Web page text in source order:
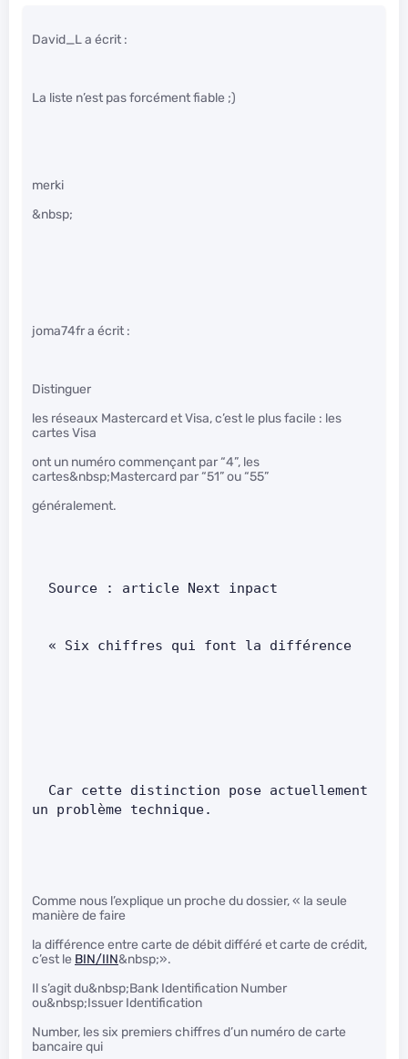
David_L a écrit :
La liste n’est pas forcément fiable ;)
merki
&nbsp;
joma74fr a écrit :
Distinguer
les réseaux Mastercard et Visa, c’est le plus facile : les
cartes Visa
ont un numéro commençant par “4”, les
cartes&nbsp;Mastercard par “51” ou “55”
généralement.
  Source : article Next inpact
un problème technique.
Comme nous l’explique un proche du dossier, « la seule
manière de faire
la différence entre carte de débit différé et carte de crédit,
c’est le BIN/IIN&nbsp;».
Il s’agit du&nbsp;Bank Identification Number
ou&nbsp;Issuer Identification
Number, les six premiers chiffres d’un numéro de carte
bancaire qui